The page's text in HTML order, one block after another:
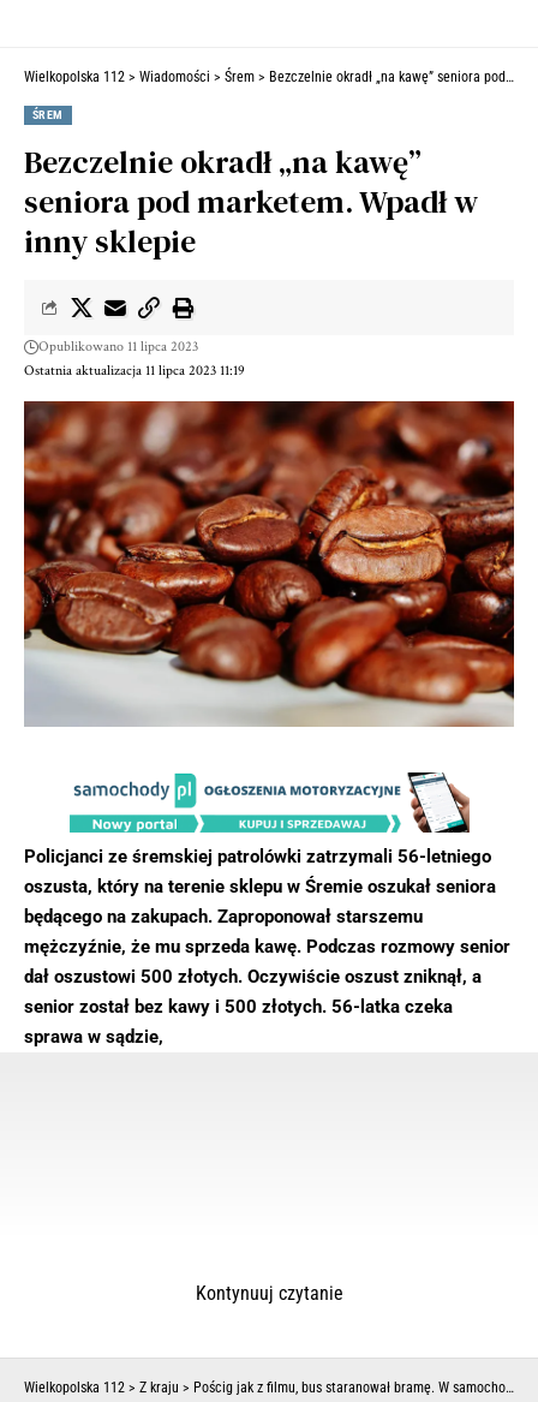
Wielkopolska 112 > Wiadomości > Śrem > Bezczelnie okradł „na kawę” seniora pod marketem. Wpadł w inny sklepie
ŚREM
Bezczelnie okradł „na kawę”
seniora pod marketem. Wpadł w
inny sklepie
Ostatnia aktualizacja 11 lipca 2023 11:19
Opublikowano 11 lipca 2023
Policjanci ze śremskiej patrolówki zatrzymali 56-letniego
oszusta, który na terenie sklepu w Śremie oszukał seniora
będącego na zakupach. Zaproponował starszemu
mężczyźnie, że mu sprzeda kawę. Podczas rozmowy senior
dał oszustowi 500 złotych. Oczywiście oszust zniknął, a
senior został bez kawy i 500 złotych. 56-latka czeka
sprawa w sądzie,
Kontynuuj czytanie
Wielkopolska 112 > Z kraju > Pościg jak z filmu, bus staranował bramę. W samochodzie 21 uchodźców